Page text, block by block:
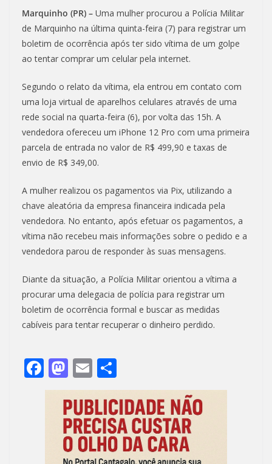
Marquinho (PR) – Uma mulher procurou a Polícia Militar
de Marquinho na última quinta-feira (7) para registrar um
boletim de ocorrência após ter sido vítima de um golpe
ao tentar comprar um celular pela internet.
Segundo o relato da vítima, ela entrou em contato com
uma loja virtual de aparelhos celulares através de uma
rede social na quarta-feira (6), por volta das 15h. A
vendedora ofereceu um iPhone 12 Pro com uma primeira
parcela de entrada no valor de R$ 499,90 e taxas de
envio de R$ 349,00.
A mulher realizou os pagamentos via Pix, utilizando a
chave aleatória da empresa financeira indicada pela
vendedora. No entanto, após efetuar os pagamentos, a
vítima não recebeu mais informações sobre o pedido e a
vendedora parou de responder às suas mensagens.
Diante da situação, a Polícia Militar orientou a vítima a
procurar uma delegacia de polícia para registrar um
boletim de ocorrência formal e buscar as medidas
cabíveis para tentar recuperar o dinheiro perdido.
F
ac
M
as
to
d
o
E
m
ai
l
h
ar
e